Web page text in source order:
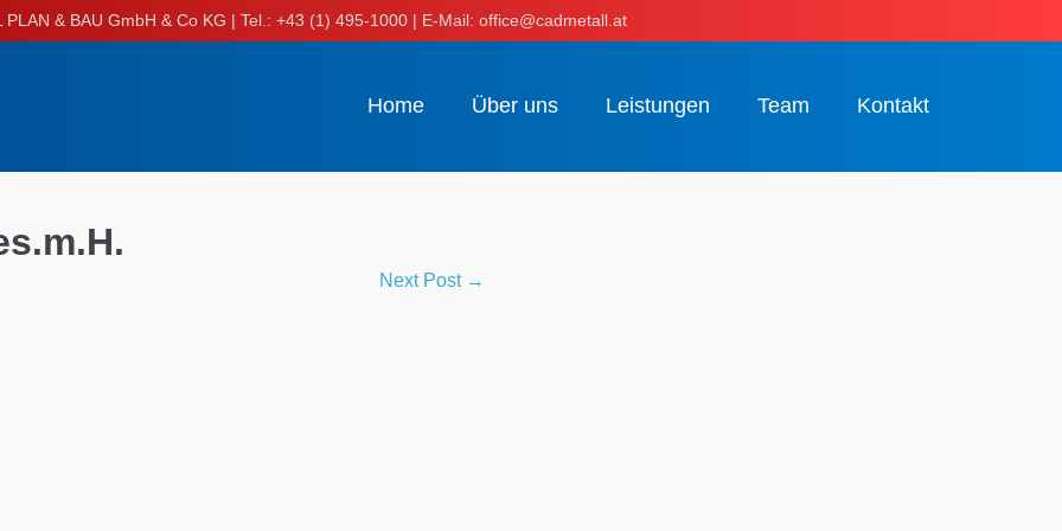
PLAN & BAU GmbH & Co KG | Tel.: +43 (1) 495-1000 | E-Mail: office@cadmetall.at
Home Über uns Leistungen Team Kontakt
Next Post →